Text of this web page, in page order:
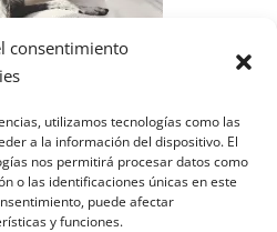
consentimiento
utilizamos tecnologías como las
a la información del dispositivo. El
nos permitirá procesar datos como
o las identificaciones únicas en este
puede afectar
y funciones.